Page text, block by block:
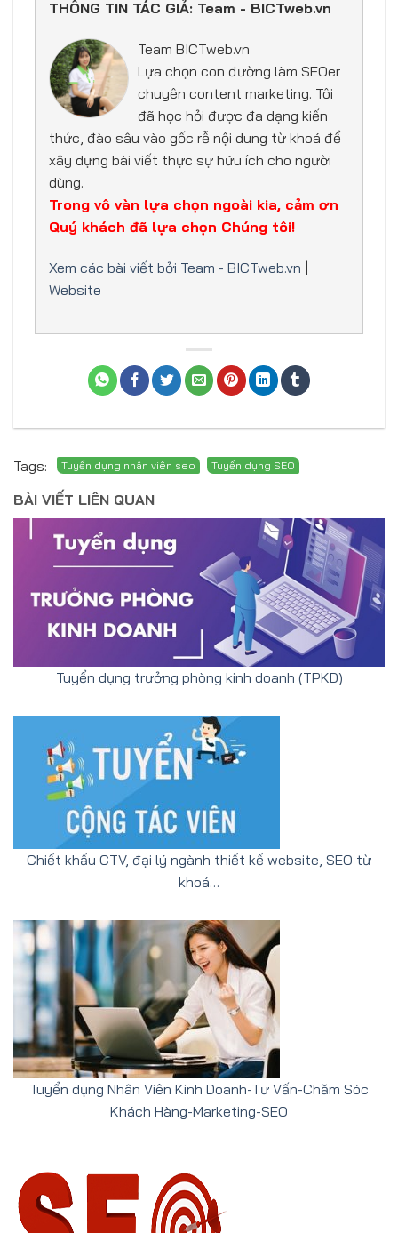
THÔNG TIN TÁC GIẢ: Team - BICTweb.vn
Team BICTweb.vn
Lựa chọn con đường làm SEOer
chuyên content marketing. Tôi
đã học hỏi được đa dạng kiến
thức, đào sâu vào gốc rễ nội dung từ khoá để
xây dựng bài viết thực sự hữu ích cho người
dùng.
Trong vô vàn lựa chọn ngoài kia, cảm ơn
Quý khách đã lựa chọn Chúng tôi!
Xem các bài viết bởi Team - BICTweb.vn
Website
Tags:
BÀI VIẾT LIÊN QUAN
Tuyển dụng trưởng phòng kinh doanh (TPKD)
Chiết khấu CTV, đại lý ngành thiết kế website, SEO từ
khoá…
Tuyển dụng Nhân Viên Kinh Doanh-Tư Vấn-Chăm Sóc
Khách Hàng-Marketing-SEO